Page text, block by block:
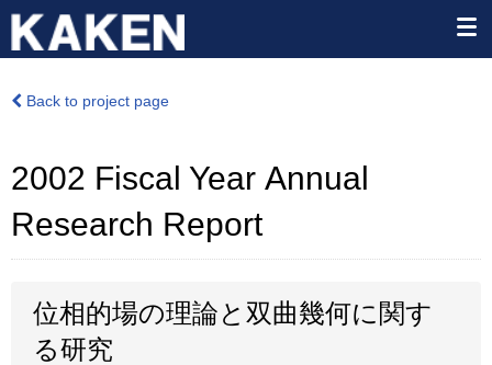
Back to project page
2002 Fiscal Year Annual
Research Report
位相的場の理論と双曲幾何に関す
る研究